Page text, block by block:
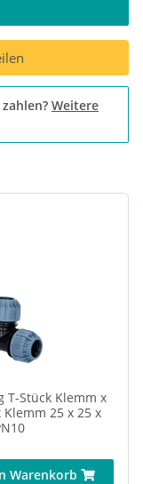
Weitere
T-Stück Klemm x
Klemm 25 x 25 x
Warenkorb